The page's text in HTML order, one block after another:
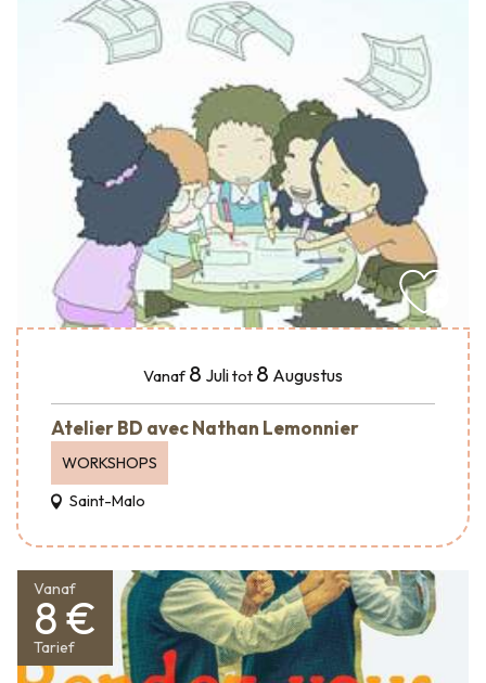
Vanaf 8 Julitot 8 Augustus
Atelier BD avec Nathan Lemonnier
WORKSHOPS
Saint-Malo
Vanaf
8 €
Tarief